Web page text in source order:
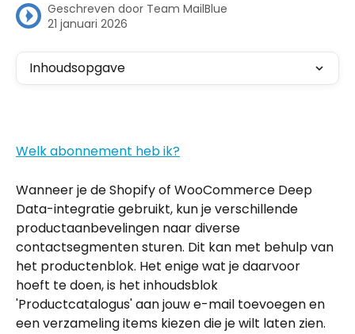
Geschreven door Team MailBlue
21 januari 2026
Inhoudsopgave
Welk abonnement heb ik?
Wanneer je de Shopify of WooCommerce Deep
Data-integratie gebruikt, kun je verschillende
productaanbevelingen naar diverse
contactsegmenten sturen. Dit kan met behulp van
het productenblok. Het enige wat je daarvoor
hoeft te doen, is het inhoudsblok
'Productcatalogus' aan jouw e-mail toevoegen en
een verzameling items kiezen die je wilt laten zien.